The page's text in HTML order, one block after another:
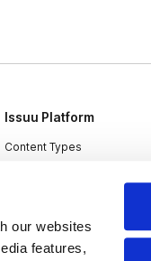
our websites
features,
Issuu Platform
Content Types